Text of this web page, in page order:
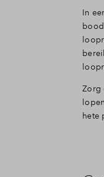
In
Zorg
hete